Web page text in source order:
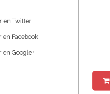
en Twitter
en Facebook
en Google+